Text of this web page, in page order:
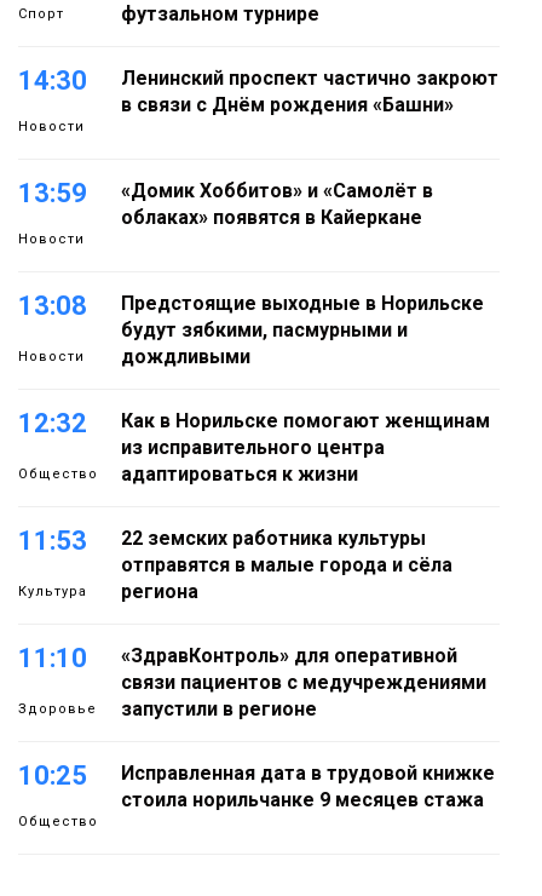
Спорт
футзальном турнире
14:30
Новости
Ленинский проспект частично закроют
в связи с Днём рождения «Башни»
13:59
Новости
«Домик Хоббитов» и «Самолёт в
облаках» появятся в Кайеркане
13:08
Новости
Предстоящие выходные в Норильске
будут зябкими, пасмурными и
дождливыми
12:32
Общество
Как в Норильске помогают женщинам
из исправительного центра
адаптироваться к жизни
11:53
Культура
22 земских работника культуры
отправятся в малые города и сёла
региона
11:10
Здоровье
«ЗдравКонтроль» для оперативной
связи пациентов с медучреждениями
запустили в регионе
10:25
Общество
Исправленная дата в трудовой книжке
стоила норильчанке 9 месяцев стажа